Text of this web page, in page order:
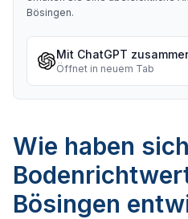
Bösingen.
Mit ChatGPT
Öffnet in neuem Tab
Wie haben
Bösingen